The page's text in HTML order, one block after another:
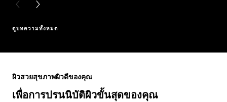
PREVIOUS CARD
NEXT CARD
ดูบทความทั้งหมด
เพื่อการปรนนิบัติผิวขั้นสุดของคุณ
ผิวสวยสุขภาพผิวดีของคุณ